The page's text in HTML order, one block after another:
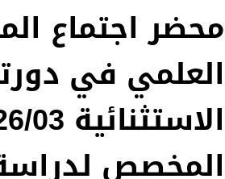
محضر اجتماع
العلمي في
المخصص